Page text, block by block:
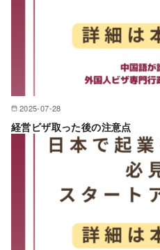
2025-07-28
経営ビザ取った後の注意点